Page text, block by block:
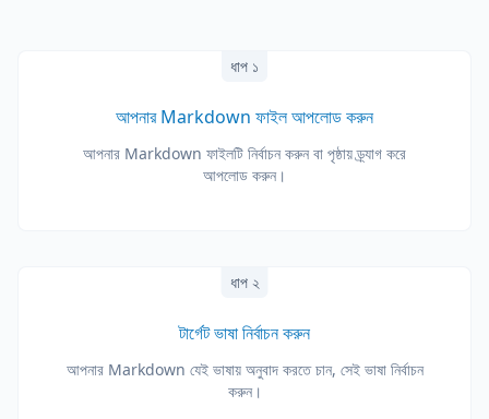
ধাপ ১
আপনার Markdown ফাইল আপলোড করুন
আপনার Markdown ফাইলটি নির্বাচন করুন বা পৃষ্ঠায় ড্র্যাগ করে
আপলোড করুন।
ধাপ ২
টার্গেট ভাষা নির্বাচন করুন
আপনার Markdown যেই ভাষায় অনুবাদ করতে চান, সেই ভাষা নির্বাচন
করুন।